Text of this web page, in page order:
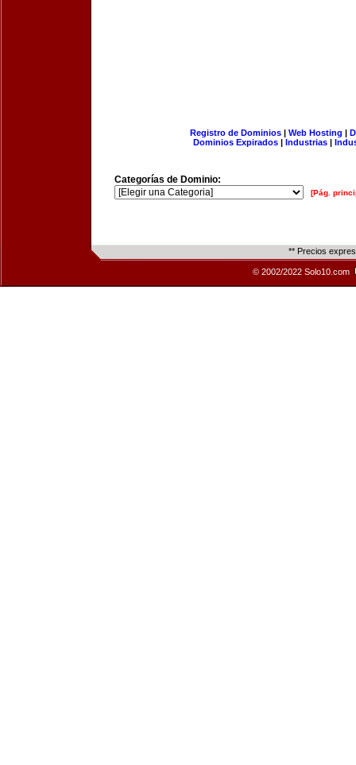
Registro de Dominios| Web Hosting |
Dominios Expirados | Industrias |
Categorías de Dominio:
[Pág.
** Precios
© 2002/2022 Solo10.com